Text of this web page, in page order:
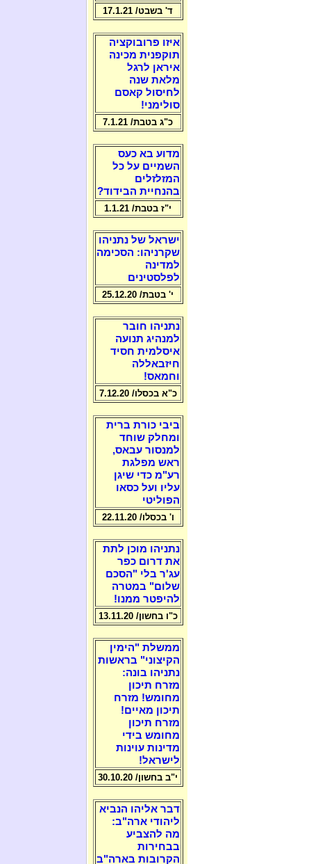
ד' בשבט/ 17.1.21
איזו פרובוקציה
תוקפנית מכינה
איראן לרגל
מלאת שנה
לחיסול קאסם
סולימני!
כ"ג בטבת/ 7.1.21
מדוע בא כעס
השמיים על כל
המזלזלים
בהנחיית הבידוד?
י"ז בטבת/ 1.1.21
ישראל של נתניהו
שקרניהו: הסכימה
למדינה
לפלסטינים
י' בטבת/ 25.12.20
נתניהו חובר
למנהיג תנועה
איסלמית חסיד
חיזבאללה
וחמאס!
כ"א בכסלו/ 7.12.20
ביבי כורת ברית
ומחלק שוחד
למנסור עבאס,
ראש מפלגת
רע"מ כדי שיגן
עליו ועל כסאו
הפוליטי
ו' בכסלו/ 22.11.20
נתניהו מוכן לתת
את דרום כפר
עג'ר בלי "הסכם
שלום" במטרה
להיפטר ממנו!
כ"ו בחשון/ 13.11.20
ממשלת "הימין
הקיצוני" בראשות
נתניהו בונה:
מזרח תיכון
מחומש! מזרח
תיכון מאיים!
מזרח תיכון
מחומש בידי
מדינות עוינות
לישראל!
י"ב בחשון/ 30.10.20
דבר אליהו הנביא
ליהודי ארה"ב:
מה להצביע
בבחירות
הקרובות בארה"ב